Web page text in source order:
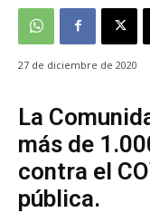
27 de diciembre de 2020
La
más de
contra el
pública.